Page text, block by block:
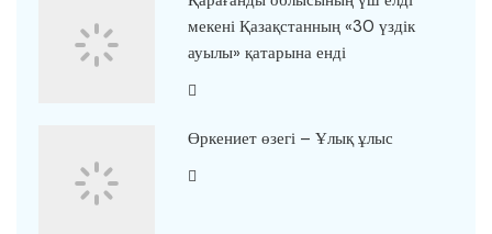
мекені Қазақстанның «30 үздік
ауылы» қатарына енді
Өркениет өзегі – Ұлық ұлыс